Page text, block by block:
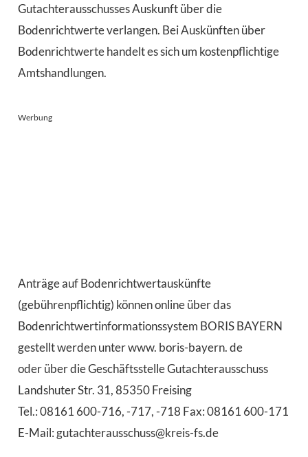
Gutachterausschusses Auskunft über die
Bodenrichtwerte verlangen. Bei Auskünften über
Bodenrichtwerte handelt es sich um kostenpflichtige
Amtshandlungen.
Werbung
Anträge auf Bodenrichtwertauskünfte
(gebührenpflichtig) können online über das
Bodenrichtwertinformationssystem BORIS BAYERN
gestellt werden unter www. boris-bayern. de
oder über die Geschäftsstelle Gutachterausschuss
Landshuter Str. 31, 85350 Freising
Tel.: 08161 600-716, -717, -718 Fax: 08161 600-171
E-Mail: gutachterausschuss@kreis-fs.de